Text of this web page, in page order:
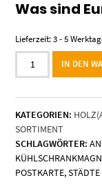
Was sind
Lieferzeit:3 - 5
Holzkarte
"Nürnberg"
Koordinaten
Menge
IN DEN
KATEGORIEN:
SORTIMENT
SCHLAGWÖRTER:
POSTKARTE,STÄDTE